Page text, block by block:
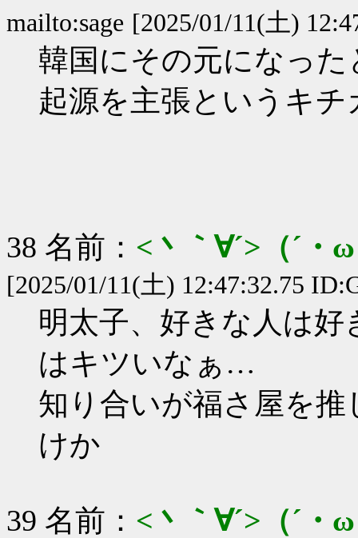
mailto:sage [2025/01/11(土)
韓国にその元になっ
起源を主張というキチ
38 名前： <丶｀∀´>（´
[2025/01/11(土) 12:47:32.75
明太子、好きな人は
はキツいなぁ…
知り合いが福さ屋を
けか
39 名前： <丶｀∀´>（´